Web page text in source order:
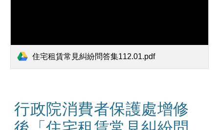
住宅租賃常見糾紛問答集112.01.pdf
行政院消費者保護處增修